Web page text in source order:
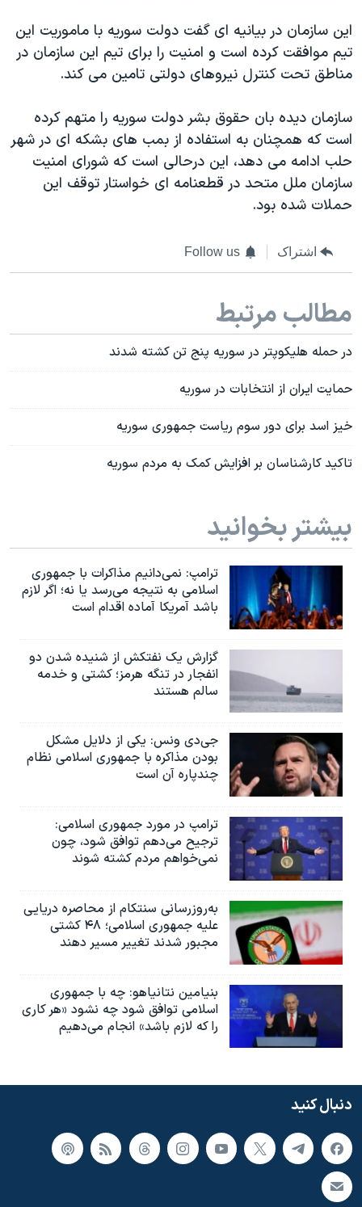
این سازمان در بیانیه ای گفت دولت سوریه با ماموریت این
تیم موافقت کرده است و امنیت را برای تیم این سازمان در
مناطق تحت کنترل نیروهای دولتی تامین می کند.
سازمان دیده بان حقوق بشر دولت سوریه را متهم کرده
است که همچنان به استفاده از بمب های بشکه ای در شهر
حلب ادامه می دهد، این درحالی است که شورای امنیت
سازمان ملل متحد در قطعنامه ای خواستار توقف این
حملات شده بود.
اشتراک Follow us
مطالب مرتبط
در حمله هلیکوپتر در سوریه پنج تن کشته شدند
حمایت ایران از انتخابات در سوریه
خیز اسد برای دور سوم ریاست جمهوری سوریه
تاکید کارشناسان بر افزایش کمک به مردم سوریه
بیشتر بخوانید
ترامپ: نمی‌دانیم مذاکرات با جمهوری
اسلامی به نتیجه می‌رسد یا نه؛ اگر لازم
باشد آمریکا آماده اقدام است
گزارش یک نفتکش از شنیده شدن دو
انفجار در تنگه هرمز؛ کشتی و خدمه
سالم هستند
جی‌دی ونس: یکی از دلایل مشکل
بودن مذاکره با جمهوری اسلامی نظام
چندپاره آن است
ترامپ در مورد جمهوری اسلامی:
ترجیح می‌دهم توافق شود، چون
نمی‌خواهم مردم کشته شوند
به‌روزرسانی سنتکام از محاصره دریایی
علیه جمهوری اسلامی؛ ۴۸ کشتی
مجبور شدند تغییر مسیر دهند
بنیامین نتانیاهو: چه با جمهوری
اسلامی توافق شود چه نشود «هر کاری
را که لازم باشد» انجام می‌دهیم
دنبال کنید